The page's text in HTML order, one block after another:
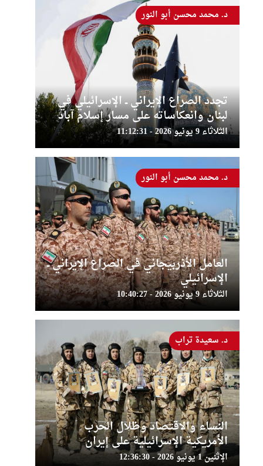
تجدد الصراع الإيراني ــ الإسرائيلي في
لبنان وانعكاساته على مسار إسلام آباد
الثلاثاء 9 يونيو 2026 - 11:12:31
د. محمد محسن أبو النور
العامل الأذربيجاني في الصراع الإيراني ــ
الإسرائيلي
الثلاثاء 9 يونيو 2026 - 10:40:27
د. محمد محسن أبو النور
النساء والاقتصاد وظلال الحرب
الأمريكية الإسرائيلية على إيران
الإثنين 1 يونيو 2026 - 12:36:30
د. سعيدة تراب